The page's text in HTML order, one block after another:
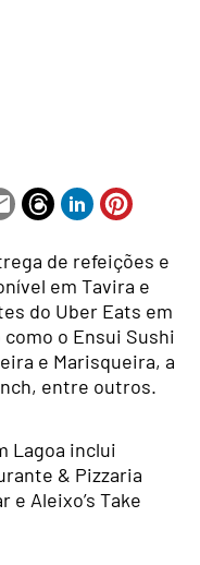
de refeições e
em Tavira e
do Uber Eats em
o Ensui Sushi
e Marisqueira, a
entre outros.
Lagoa inclui
& Pizzaria
e Aleixo’s Take